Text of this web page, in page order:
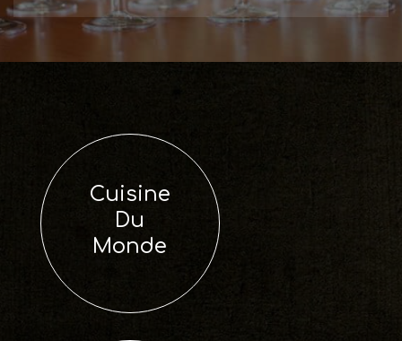
Cuisine
Du
Monde